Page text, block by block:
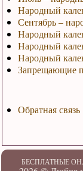
Народный
Сентябрь –
Народный
Народный
Народный
Запрещающие
Обратная связь
БЕСПЛАТНЫЕ